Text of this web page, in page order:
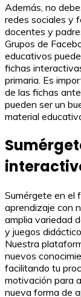
Además, no
redes sociales y
docentes y
Grupos de
educativos
fichas
primaria. Es
de las fichas
pueden ser un
material
Sumérgete en el
aprendizaje con
amplia variedad
y juegos
Nuestra
nuevos
facilitando tu
motivación para
nueva forma de